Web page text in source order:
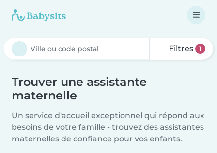
Filtres 1
Trouver une assistante
maternelle
Un service d'accueil exceptionnel qui répond aux
besoins de votre famille - trouvez des assistantes
maternelles de confiance pour vos enfants.